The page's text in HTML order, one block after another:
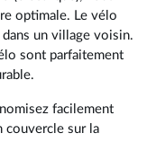
optimale. Le vélo
un village voisin.
sont parfaitement
facilement
couvercle sur la